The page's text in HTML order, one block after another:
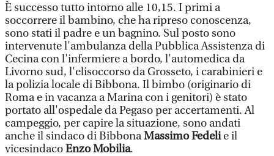
È successo tutto intorno alle 10,15. I primi a
soccorrere il bambino, che ha ripreso conoscenza,
sono stati il padre e un bagnino. Sul posto sono
intervenute l'ambulanza della Pubblica Assistenza di
Cecina con l'infermiere a bordo, l'automedica da
Livorno sud, l'elisoccorso da Grosseto, i carabinieri e
la polizia locale di Bibbona. Il bimbo (originario di
Roma e in vacanza a Marina con i genitori) è stato
portato all'ospedale da Pegaso per accertamenti. Al
campeggio, per capire la situazione, sono andati
anche il sindaco di BibbonaMassimo Fedelie il
vicesindacoEnzo Mobilia.